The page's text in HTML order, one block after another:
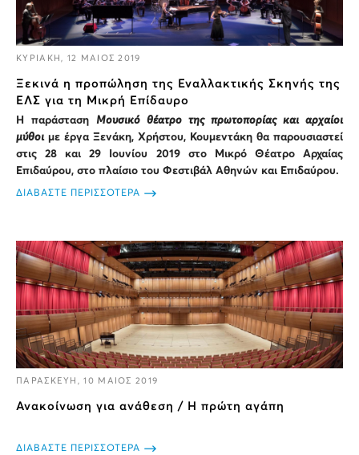
ΚΥΡΙΑΚΗ, 12 ΜΑΙΟΣ 2019
Ξεκινά η προπώληση της Εναλλακτικής Σκηνής της
ΕΛΣ για τη Μικρή Επίδαυρο
Η παράσταση Μουσικό θέατρο της πρωτοπορίας και αρχαίοι
μύθοι με έργα Ξενάκη, Χρήστου, Κουμεντάκη θα παρουσιαστεί
στις 28 και 29 Ιουνίου 2019 στο Μικρό Θέατρο Αρχαίας
Επιδαύρου, στο πλαίσιο του Φεστιβάλ Αθηνών και Επιδαύρου.
ΔΙΑΒΑΣΤΕ ΠΕΡΙΣΣΟΤΕΡΑ
ΠΑΡΑΣΚΕΥΗ, 10 ΜΑΙΟΣ 2019
Ανακοίνωση για ανάθεση / Η πρώτη αγάπη
ΔΙΑΒΑΣΤΕ ΠΕΡΙΣΣΟΤΕΡΑ